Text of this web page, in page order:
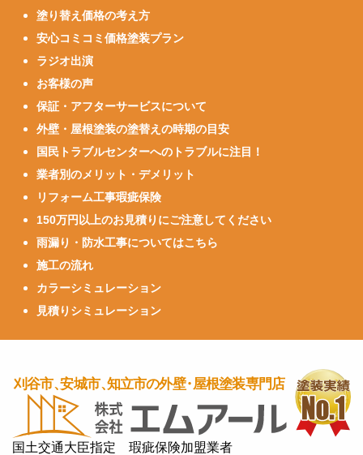
塗り替え価格の考え方
安心コミコミ価格塗装プラン
ラジオ出演
お客様の声
保証・アフターサービスについて
外壁・屋根塗装の塗替えの時期の目安
国民トラブルセンターへのトラブルに注目！
業者別のメリット・デメリット
リフォーム工事瑕疵保険
150万円以上のお見積りにご注意してください
雨漏り・防水工事についてはこちら
施工の流れ
カラーシミュレーション
見積りシミュレーション
国土交通大臣指定 瑕疵保険加盟業者